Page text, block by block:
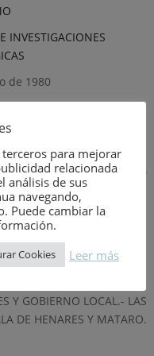
INVESTIGACIONES
de 1980
DE
URBANIZACION.
VOLUNTARIAS.- VOX
DE LAS
E
ALCALA DE HENARES Y
Y GOBIERNO LOCAL.- LAS
DE HENARES Y MATARO.
para mejorar
relacionada
análisis de sus
navegando,
Puede cambiar la
Cookies Leer más